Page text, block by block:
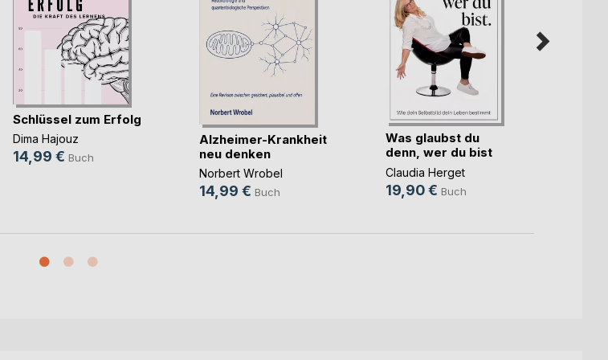
Schlüssel zum Erfolg
Dima Hajouz
14,99 € Buch
Alzheimer-Krankheit
neu denken
Norbert Wrobel
14,99 € Buch
Was glaubst du
denn, wer du bist
Claudia Herget
19,90 € Buch